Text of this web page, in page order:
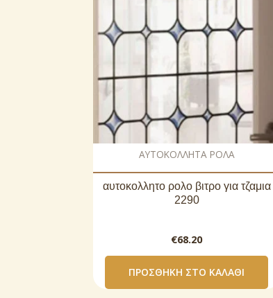
AΥΤΟΚΟΛΛΗΤΑ ΡΟΛΑ
αυτοκoλλητο ρολo βιτρο για τζαμια
2290
€68.20
ΠΡΟΣΘΉΚΗ ΣΤΟ ΚΑΛΆΘΙ